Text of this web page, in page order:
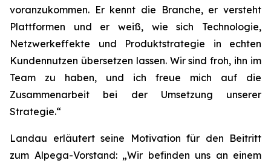
voranzukommen. Er kennt die Branche, er versteht
Plattformen und er weiß, wie sich Technologie,
Netzwerkeffekte und Produktstrategie in echten
Kundennutzen übersetzen lassen. Wir sind froh, ihn im
Team zu haben, und ich freue mich auf die
Zusammenarbeit bei der Umsetzung unserer
Strategie.“
Landau erläutert seine Motivation für den Beitritt
zum Alpega-Vorstand: „Wir befinden uns an einem